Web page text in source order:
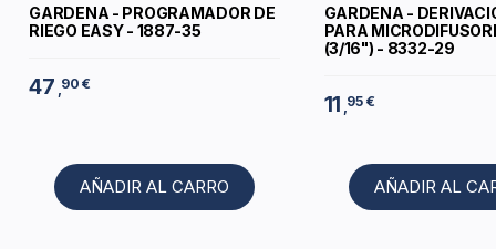
GARDENA - PROGRAMADOR DE
RIEGO EASY - 1887-35
47 90 €
AÑADIR AL CARRO
GARDENA -
PARA
(3/16") - 8332-29
11 ,95 €
AÑADIR AL